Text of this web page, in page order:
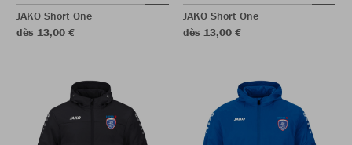
JAKO Short One
dès 13,00 €
JAKO Short One
dès 13,00 €